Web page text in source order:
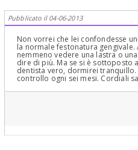
Pubblicato il 04-06-2013
Non vorrei che lei confondesse
la normale festonatura gengivale.
nemmeno vedere una lastra o
dire di più. Ma se si è sottoposto
dentista vero, dormirei
controllo ogni sei mesi. Cordiali